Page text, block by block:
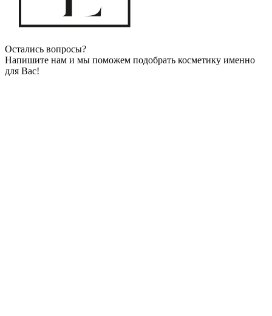
Остались вопросы?
Напишите нам и мы поможем подобрать косметику именно
для Вас!